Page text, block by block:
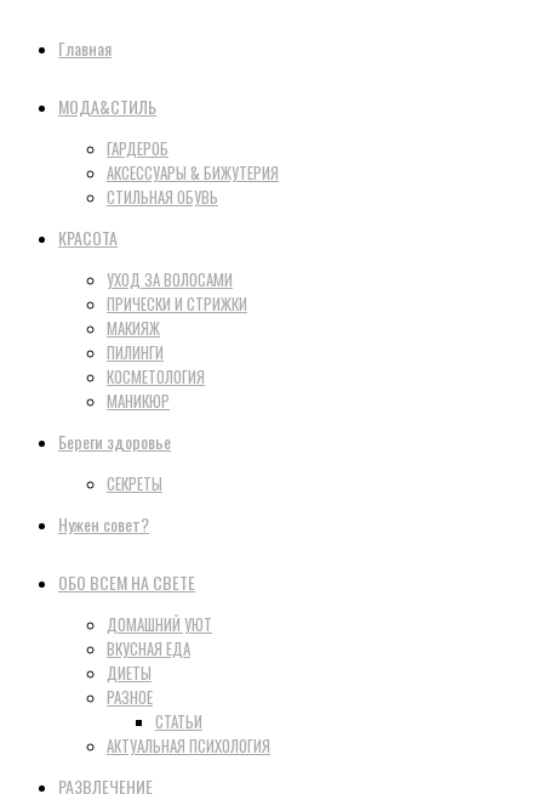
Главная
МОДА&СТИЛЬ
ГАРДЕРОБ
АКСЕССУАРЫ & БИЖУТЕРИЯ
СТИЛЬНАЯ ОБУВЬ
КРАСОТА
УХОД ЗА ВОЛОСАМИ
ПРИЧЕСКИ И СТРИЖКИ
МАКИЯЖ
ПИЛИНГИ
КОСМЕТОЛОГИЯ
МАНИКЮР
Береги здоровье
СЕКРЕТЫ
Нужен совет?
ОБО ВСЕМ НА СВЕТЕ
ДОМАШНИЙ УЮТ
ВКУСНАЯ ЕДА
ДИЕТЫ
РАЗНОЕ
СТАТЬИ
АКТУАЛЬНАЯ ПСИХОЛОГИЯ
РАЗВЛЕЧЕНИЕ